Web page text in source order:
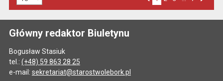
Główny redaktor Biuletynu
Bogusław Stasiuk
tel.: (+48) 59 863 28 25
e-mail: sekretariat@starostwolebork.pl